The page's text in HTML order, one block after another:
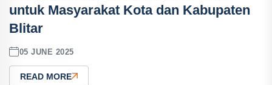
untuk Masyarakat Kota dan Kabupaten
Blitar
05 JUNE 2025
READ MORE